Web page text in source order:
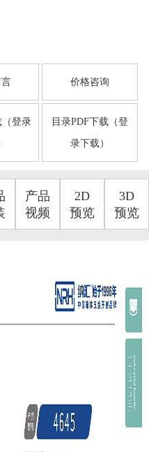
价格咨询
（登录 目录PDF下载（登
录下载）
产品
视频
2D
预览
3D
预览